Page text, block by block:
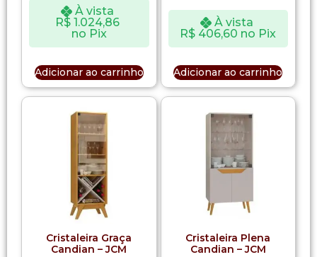
À vista
R$ 1.024,86
no Pix
Adicionar ao carrinho
À vista
R$ 406,60 no Pix
Adicionar ao carrinho
Cristaleira Graça
Candian – JCM
Cristaleira Plena
Candian – JCM